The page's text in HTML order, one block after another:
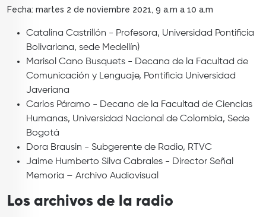
Fecha: martes 2 de noviembre 2021, 9 a.m a 10 a.m
Catalina Castrillón - Profesora, Universidad Pontificia
Bolivariana, sede Medellín)
Marisol Cano Busquets - Decana de la Facultad de
Comunicación y Lenguaje, Pontificia Universidad
Javeriana
Carlos Páramo - Decano de la Facultad de Ciencias
Humanas, Universidad Nacional de Colombia, Sede
Bogotá
Dora Brausin - Subgerente de Radio, RTVC
Jaime Humberto Silva Cabrales - Director Señal
Memoria – Archivo Audiovisual
Los archivos de la radio